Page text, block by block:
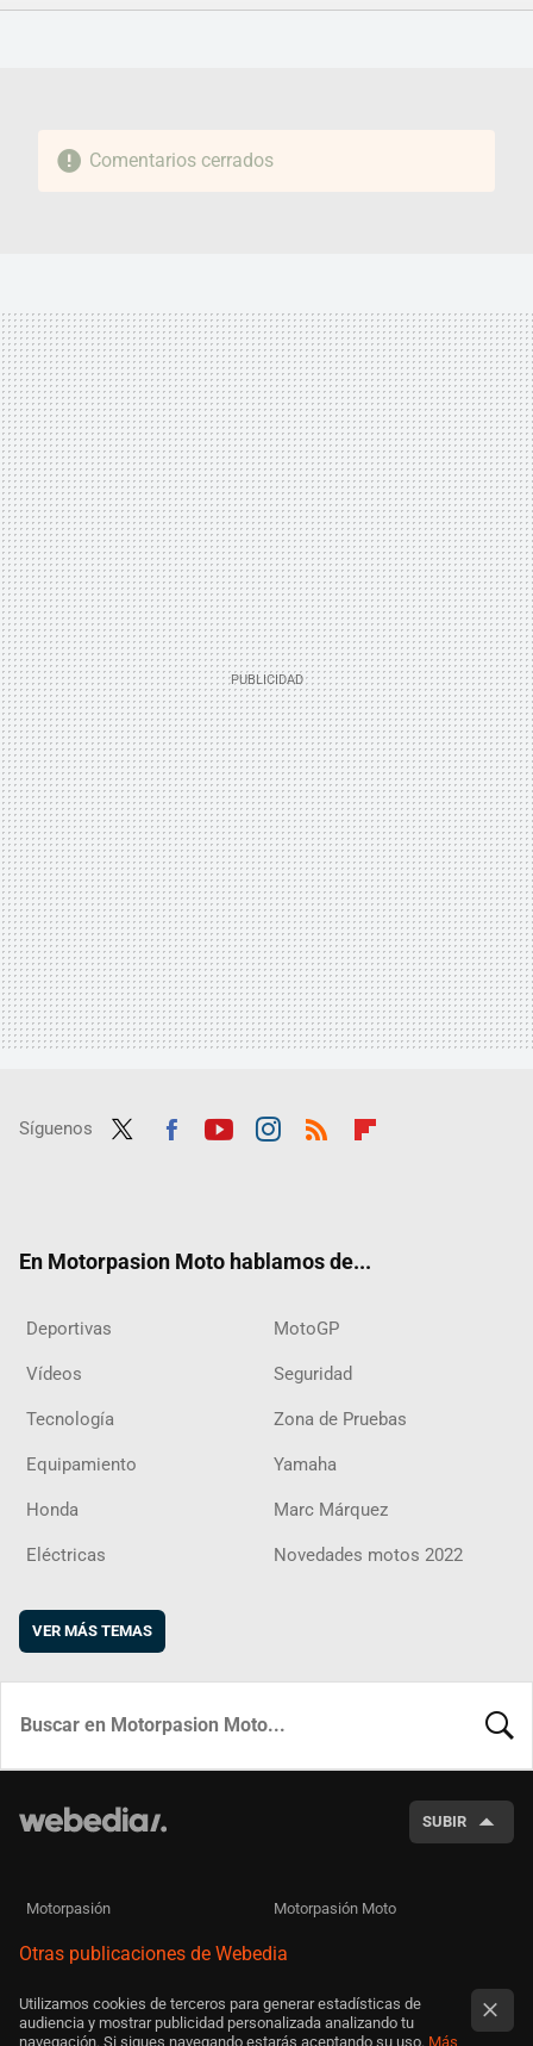
FACEBOOKTWITTERFLIPBOARD
E-
WHATSAPP
Comentarios cerrados
Síguenos
En Motorpasion Moto hablamos de...
Deportivas MotoGP
Vídeos Seguridad
Tecnología Zona de Pruebas
Equipamiento Yamaha
Honda Marc Márquez
Eléctricas Novedades motos 2022
VER MÁS TEMAS
SUBIR
Motorpasión Motorpasión Moto
Otras publicaciones de Webedia
Utilizamos cookies de terceros para generar estadísticas de
audiencia y mostrar publicidad personalizada analizando tu
navegación. Si sigues navegando estarás aceptando su uso. Más